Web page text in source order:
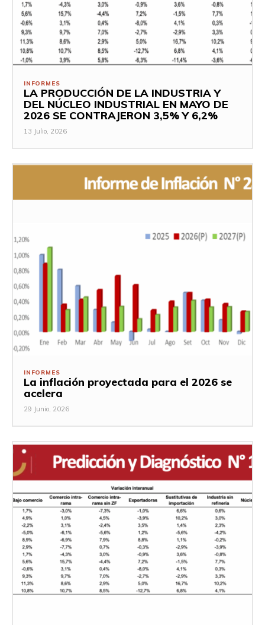
INFORMES
LA PRODUCCIÓN DE LA INDUSTRIA Y
DEL NÚCLEO INDUSTRIAL EN MAYO DE
2026 SE CONTRAJERON 3,5% Y 6,2%
13 Julio, 2026
INFORMES
La inflación proyectada para el 2026 se
acelera
29 Junio, 2026